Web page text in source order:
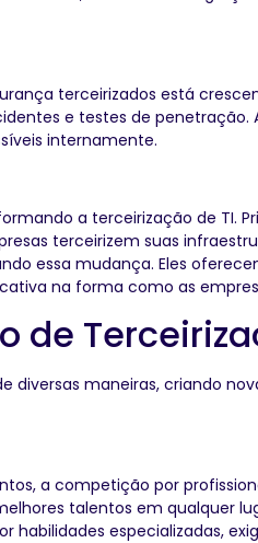
terceirizados está
e testes de penetração.
internamente.
a terceirização de TI.
terceirizem suas
essa mudança. Eles
na forma como as
de
maneiras, criando
a competição por
talentos em qualquer
especializadas,